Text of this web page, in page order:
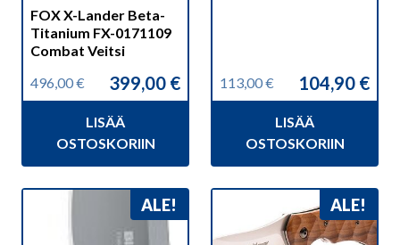
FOX X-Lander Beta-
Titanium FX-0171109
Combat Veitsi
496,00€
Alkuperäinen
hinta
496,00 €.
399,00 €
Nykyinen
hinta
399,00 €.
LISÄÄ
OSTOSKORIIN
113,00€
Alkuperäinen
hinta
113,00 €.
104,90 €
Nykyinen
hinta
104,90 €.
LISÄÄ
OSTOSKORIIN
ALE! ALE!